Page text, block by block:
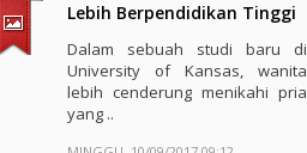
Lebih Berpendidikan Tinggi
Dalam sebuah studi baru di
University of Kansas, wanita
lebih cenderung menikahi pria
yang ..